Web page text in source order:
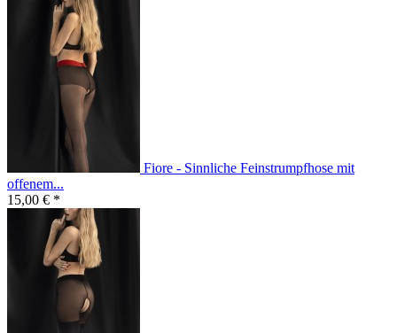
Fiore - Sinnliche Feinstrumpfhose mit
offenem...
15,00 € *